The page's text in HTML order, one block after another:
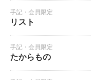
手記・会員限定
リスト
手記・会員限定
たからもの